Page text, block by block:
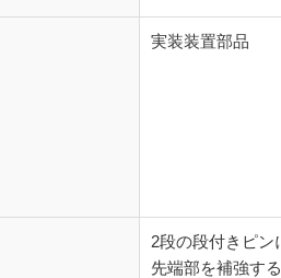
実装装置部品
2段の段付きピン
先端部を補強す